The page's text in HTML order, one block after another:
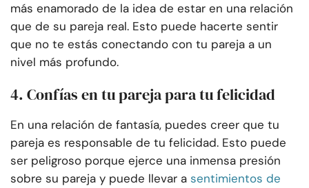
más enamorado de la idea de estar en una relación
que de su pareja real. Esto puede hacerte sentir
que no te estás conectando con tu pareja a un
nivel más profundo.
4. Confías en tu pareja para tu felicidad
En una relación de fantasía, puedes creer que tu
pareja es responsable de tu felicidad. Esto puede
ser peligroso porque ejerce una inmensa presión
sobre su pareja y puede llevar a sentimientos de